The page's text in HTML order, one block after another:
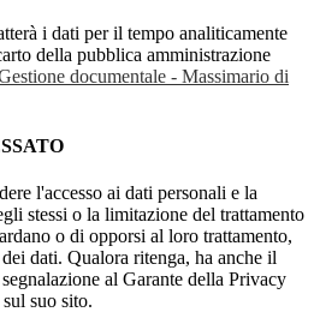
i dati per il tempo analiticamente
della pubblica amministrazione
documentale - Massimario di
l'accesso ai dati personali e la
stessi o la limitazione del trattamento
o di opporsi al loro trattamento,
dati. Qualora ritenga, ha anche il
al Garante della Privacy
suo sito.